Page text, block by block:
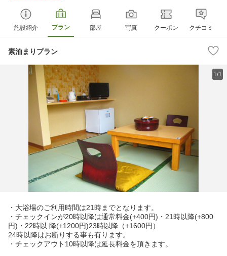
施設紹介 プラン 部屋 写真 クーポン クチコミ
素泊まりプラン
1/1
・大浴場のご利用時間は21時までとなります。
・チェックインが20時以降は通常料金(+400円)・21時以降(+800
円)・22時以 降(+1200円)23時以降（+1600円）
24時以降はお断りする事も有ります。
・チェックアウト10時以降は延長料金を頂きます。